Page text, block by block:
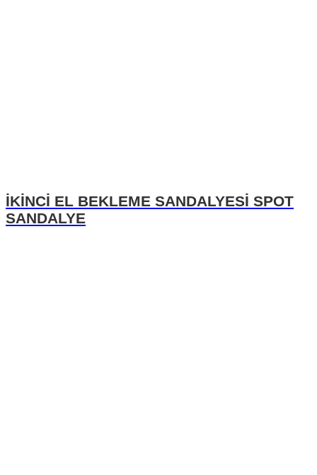
İKİNCİ EL BEKLEME SANDALYESİ SPOT
SANDALYE